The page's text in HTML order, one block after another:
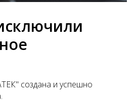
создана и успешно